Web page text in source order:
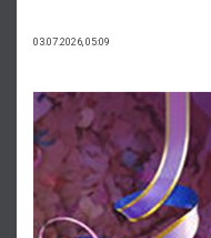
03.07.2026, 05:09